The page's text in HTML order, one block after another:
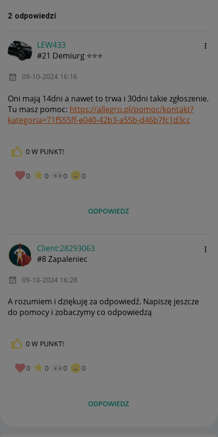
2 odpowiedzi
LEW433
#21 Demiurg ⭐⭐⭐
‎09-10-2024 16:16
Oni mają 14dni a nawet to trwa i 30dni takie zgłoszenie.
Tu masz pomoc: https://allegro.pl/pomoc/kontakt?
kategoria=71f555ff-e040-42b3-a55b-d46b7fc1d3cc
0 W PUNKT!
0 0 0 0
ODPOWIEDZ
Client:28293063
#8 Zapaleniec
‎09-10-2024 16:28
A rozumiem i dziękuję za odpowiedź. Napiszę jeszcze
do pomocy i zobaczymy co odpowiedzą
0 W PUNKT!
0 0 0 0
ODPOWIEDZ